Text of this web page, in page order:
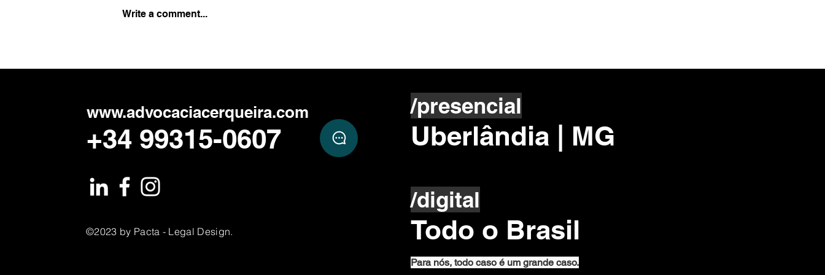
Como fazer a gestão de
Write a comment...
www.advocaciacerqueira.com
+34 99315-0607
©2023 by Pacta - Legal Design.
/presencial
Uberlândia | MG
/digital
Todo o Brasil
Para nós, todo caso é um grande caso.